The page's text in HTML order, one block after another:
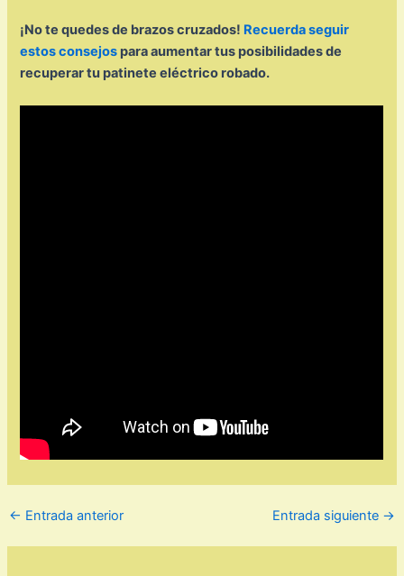
¡No te quedes de brazos cruzados! Recuerda seguir
estos consejos para aumentar tus posibilidades de
recuperar tu patinete eléctrico robado.
← Entrada anterior Entrada siguiente →